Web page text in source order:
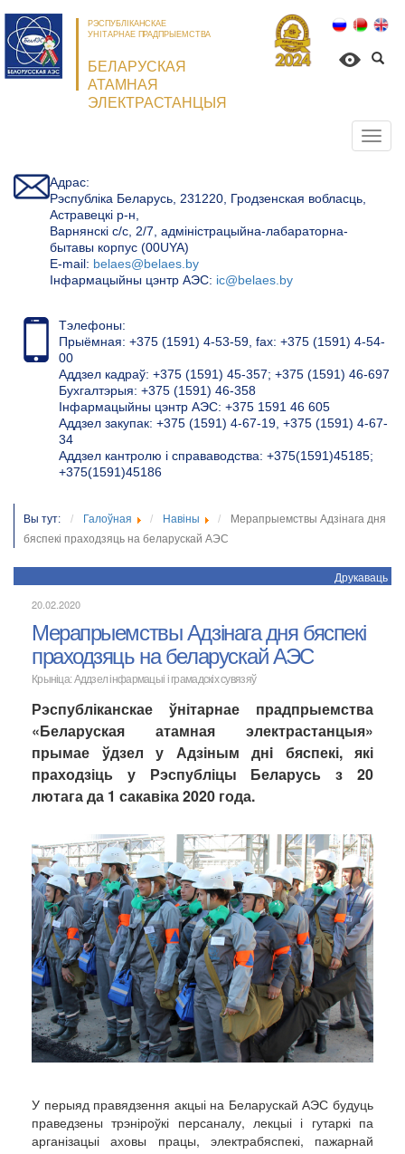
РЭСПУБЛІКАНСКАЕ
УНІТАРНАЕ ПРАДПРЫЕМСТВА
БЕЛАРУСКАЯ
АТАМНАЯ
ЭЛЕКТРАСТАНЦЫЯ
Адрас:
Рэспубліка Беларусь, 231220, Гродзенская вобласць,
Астравецкі р-н,
Варнянскі с/с, 2/7, адміністрацыйна-лабараторна-
бытавы корпус (00UYA)
Е-mail: belaes@belaes.by
Інфармацыйны цэнтр АЭС: ic@belaes.by
Тэлефоны:
Прыёмная: +375 (1591) 4-53-59, fax: +375 (1591) 4-54-
00
Аддзел кадраў: +375 (1591) 45-357; +375 (1591) 46-697
Бухгалтэрыя: +375 (1591) 46-358
Інфармацыйны цэнтр АЭС: +375 1591 46 605
Аддзел закупак: +375 (1591) 4-67-19, +375 (1591) 4-67-
34
Аддзел кантролю і справаводства: +375(1591)45185;
+375(1591)45186
Вы тут: Галоўная Навіны
Мерапрыемствы Адзінага дня
бяспекі праходзяць на беларускай АЭС
Друкаваць
20.02.2020
Мерапрыемствы Адзінага дня бяспекі
праходзяць на беларускай АЭС
Крыніца: Аддзел інфармацыі і грамадскіх сувязяў
Рэспубліканскае ўнітарнае прадпрыемства
«Беларуская атамная электрастанцыя»
прымае ўдзел у Адзіным днi бяспекі, які
праходзіць у Рэспубліцы Беларусь з 20
лютага да 1 сакавіка 2020 года.
У перыяд правядзення акцыі на Беларускай АЭС будуць
праведзены трэніроўкі персаналу, лекцыі і гутаркі па
арганізацыі аховы працы, электрабяспекі, пажарнай